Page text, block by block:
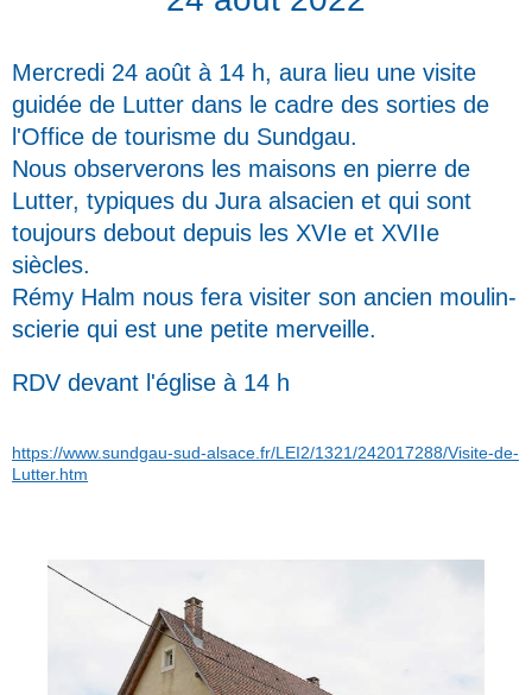
Mercredi 24 août à 14 h, aura lieu une visite
guidée de Lutter dans le cadre des sorties de
l'Office de tourisme du Sundgau.
Nous observerons les maisons en pierre de
Lutter, typiques du Jura alsacien et qui sont
toujours debout depuis les XVIe et XVIIe
siècles.
Rémy Halm nous fera visiter son ancien moulin-
scierie qui est une petite merveille.
RDV devant l'église à 14 h
https://www.sundgau-sud-alsace.fr/LEI2/1321/242017288/Visite-de-
Lutter.htm